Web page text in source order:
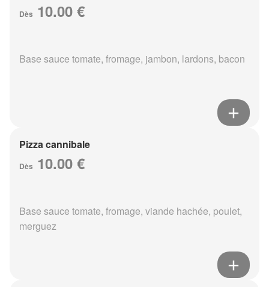
Dès 10.00 €
Base sauce tomate, fromage, jambon, lardons, bacon
Pizza cannibale
Dès 10.00 €
Base sauce tomate, fromage, viande hachée, poulet,
merguez